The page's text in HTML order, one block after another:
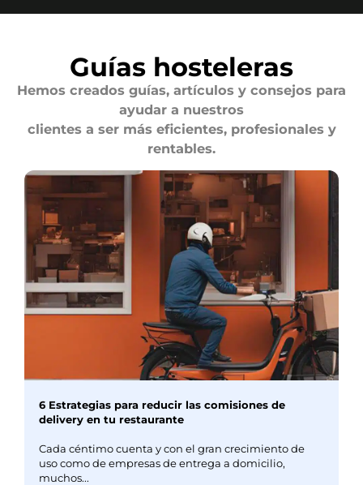
Guías hosteleras
Hemos creados guías, artículos y consejos para
ayudar a nuestros
clientes a ser más eficientes, profesionales y
rentables.
6 Estrategias para reducir las comisiones de
delivery en tu restaurante
Cada céntimo cuenta y con el gran crecimiento de
uso como de empresas de entrega a domicilio,
muchos...